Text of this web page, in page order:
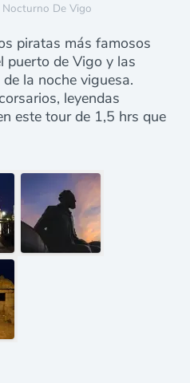
Nocturno De Vigo
piratas más famosos
puerto de Vigo y las
la noche viguesa.
leyendas
este tour de 1,5 hrs que